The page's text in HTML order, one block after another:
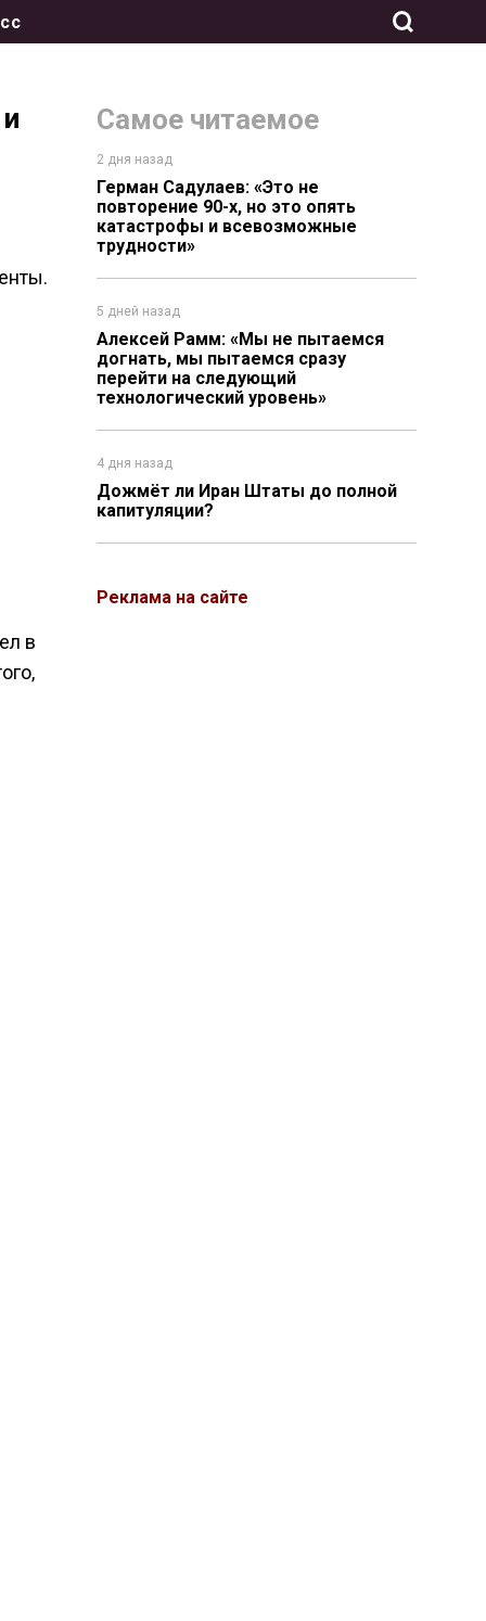
Самое читаемое
2 дня назад
Герман Садулаев: «Это не
повторение 90-х, но это опять
катастрофы и всевозможные
трудности»
5 дней назад
Алексей Рамм: «Мы не пытаемся
догнать, мы пытаемся сразу
перейти на следующий
технологический уровень»
4 дня назад
Дожмёт ли Иран Штаты до полной
капитуляции?
Реклама на сайте
в